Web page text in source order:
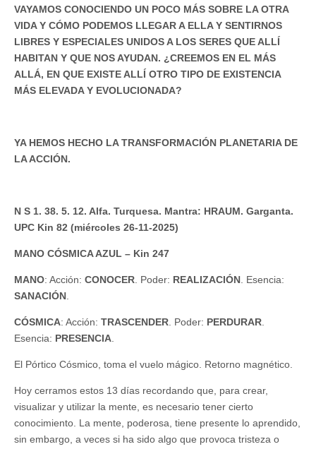
VAYAMOS CONOCIENDO UN POCO MÁS SOBRE LA OTRA
VIDA Y CÓMO PODEMOS LLEGAR A ELLA Y SENTIRNOS
LIBRES Y ESPECIALES UNIDOS A LOS SERES QUE ALLÍ
HABITAN Y QUE NOS AYUDAN. ¿CREEMOS EN EL MÁS
ALLÁ, EN QUE EXISTE ALLÍ OTRO TIPO DE EXISTENCIA
MÁS ELEVADA Y EVOLUCIONADA?
YA HEMOS HECHO LA TRANSFORMACIÓN PLANETARIA DE
LA ACCIÓN.
N S 1. 38. 5. 12. Alfa. Turquesa. Mantra: HRAUM. Garganta.
UPC Kin 82 (miércoles 26-11-2025)
MANO CÓSMICA AZUL – Kin 247
MANO: Acción: CONOCER. Poder: REALIZACIÓN. Esencia:
SANACIÓN.
CÓSMICA: Acción: TRASCENDER. Poder: PERDURAR.
Esencia: PRESENCIA.
El Pórtico Cósmico, toma el vuelo mágico. Retorno magnético.
Hoy cerramos estos 13 días recordando que, para crear,
visualizar y utilizar la mente, es necesario tener cierto
conocimiento. La mente, poderosa, tiene presente lo aprendido,
sin embargo, a veces si ha sido algo que provoca tristeza o